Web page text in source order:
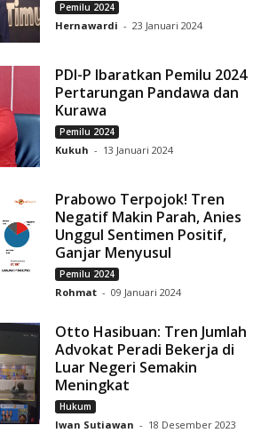
Pemilu 2024
Hernawardi - 23 Januari 2024
PDI-P Ibaratkan Pemilu 2024
Pertarungan Pandawa dan
Kurawa
Pemilu 2024
Kukuh - 13 Januari 2024
Prabowo Terpojok! Tren
Negatif Makin Parah, Anies
Unggul Sentimen Positif,
Ganjar Menyusul
Pemilu 2024
Rohmat - 09 Januari 2024
Otto Hasibuan: Tren Jumlah
Advokat Peradi Bekerja di
Luar Negeri Semakin
Meningkat
Hukum
Iwan Sutiawan - 18 Desember 2023